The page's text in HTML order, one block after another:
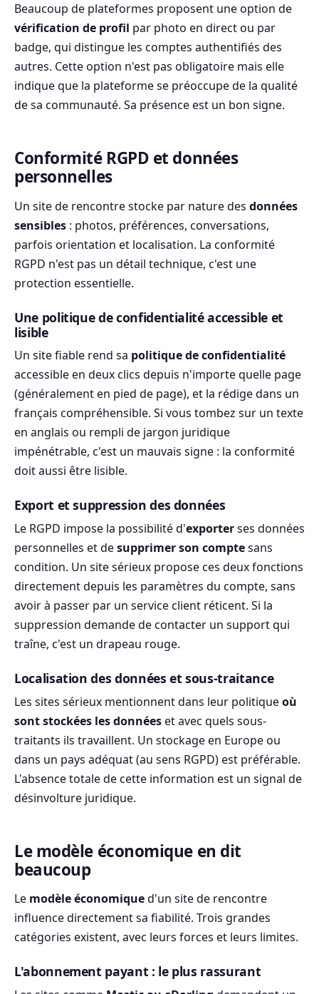
Beaucoup de plateformes proposent une option de
vérification de profil par photo en direct ou par
badge, qui distingue les comptes authentifiés des
autres. Cette option n'est pas obligatoire mais elle
indique que la plateforme se préoccupe de la qualité
de sa communauté. Sa présence est un bon signe.
Conformité RGPD et données
personnelles
Un site de rencontre stocke par nature des données
sensibles : photos, préférences, conversations,
parfois orientation et localisation. La conformité
RGPD n'est pas un détail technique, c'est une
protection essentielle.
Une politique de confidentialité accessible et
lisible
Un site fiable rend sa politique de confidentialité
accessible en deux clics depuis n'importe quelle page
(généralement en pied de page), et la rédige dans un
français compréhensible. Si vous tombez sur un texte
en anglais ou rempli de jargon juridique
impénétrable, c'est un mauvais signe : la conformité
doit aussi être lisible.
Export et suppression des données
Le RGPD impose la possibilité d'exporterses données
personnelles et desupprimer son comptesans
condition. Un site sérieux propose ces deux fonctions
directement depuis les paramètres du compte, sans
avoir à passer par un service client réticent. Si la
suppression demande de contacter un support qui
traîne, c'est un drapeau rouge.
Localisation des données et sous-traitance
Les sites sérieux mentionnent dans leur politiqueoù
sont stockées les donnéeset avec quels sous-
traitants ils travaillent. Un stockage en Europe ou
dans un pays adéquat (au sens RGPD) est préférable.
L'absence totale de cette information est un signal de
désinvolture juridique.
Le modèle économique en dit
beaucoup
Le modèle économiqued'un site de rencontre
influence directement sa fiabilité. Trois grandes
catégories existent, avec leurs forces et leurs limites.
L'abonnement payant : le plus rassurant